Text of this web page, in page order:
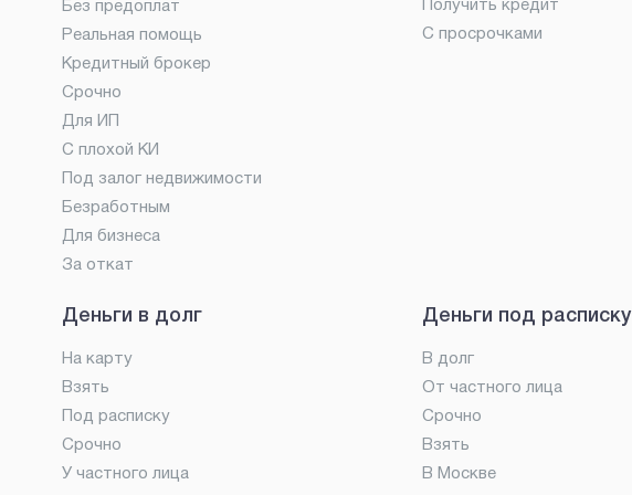
Без предоплат
Реальная помощь
Кредитный брокер
Срочно
Для ИП
С плохой КИ
Под залог недвижимости
Безработным
Для бизнеса
За откат
Получить кредит
С просрочками
Деньги в долг
На карту
Взять
Под расписку
Срочно
У частного лица
Деньги под расписку
В долг
От частного лица
Срочно
Взять
В Москве